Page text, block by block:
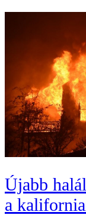
Újabb
a